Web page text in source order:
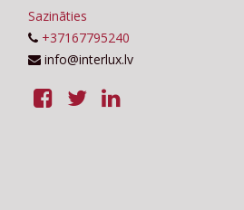
Sazināties
+37167795240
info@interlux.lv